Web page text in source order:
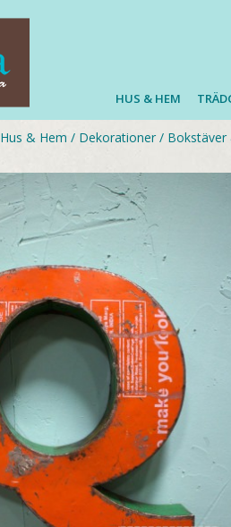
HUS & HEM
Hus & Hem / Dekorationer / Bokstäver